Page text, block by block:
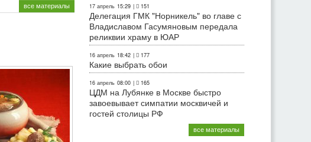
все материалы 17 апрель 15:29 | 151
Делегация ГМК "Норникель" во главе с
Владиславом Гасумяновым передала
реликвии храму в ЮАР
16 апрель 18:42 | 177
Какие выбрать обои
16 апрель 08:00 | 165
ЦДМ на Лубянке в Москве быстро
завоевывает симпатии москвичей и
гостей столицы РФ
все материалы